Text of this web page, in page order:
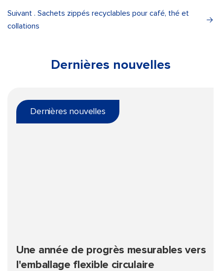
Suivant . Sachets zippés recyclables pour café, thé et
collations
Dernières nouvelles
Dernières nouvelles
Une année de progrès mesurables vers
l'emballage flexible circulaire